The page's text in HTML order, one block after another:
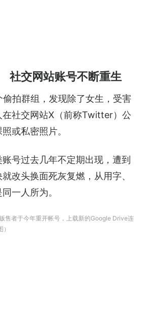
社交网站账号不断重生
偷拍群组，发现除了女生，受害
在社交网站X（前称Twitter）公
或私密照片。
号过去几年不定期出现，遭到
改头换面死灰复燃，从用字、
一人所为。
售者于今年重开帐号，上载新的Google Drive连